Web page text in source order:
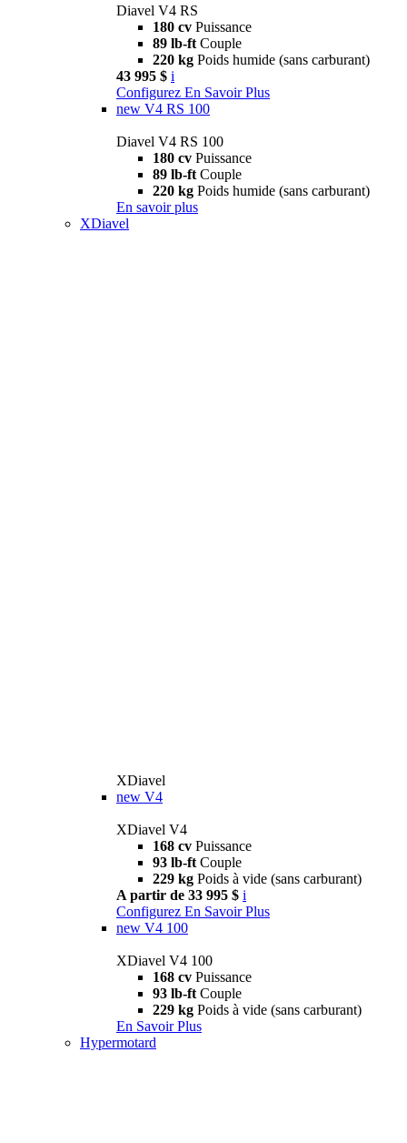
Diavel V4 RS
180 cv Puissance
89 lb-ft Couple
220 kg Poids humide (sans carburant)
43 995 $ i
Configurez En Savoir Plus
new V4 RS 100
Diavel V4 RS 100
180 cv Puissance
89 lb-ft Couple
220 kg Poids humide (sans carburant)
En savoir plus
XDiavel
XDiavel
new V4
XDiavel V4
168 cv Puissance
93 lb-ft Couple
229 kg Poids à vide (sans carburant)
A partir de 33 995 $ i
Configurez En Savoir Plus
new V4 100
XDiavel V4 100
168 cv Puissance
93 lb-ft Couple
229 kg Poids à vide (sans carburant)
En Savoir Plus
Hypermotard